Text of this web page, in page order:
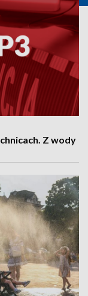
Z wody